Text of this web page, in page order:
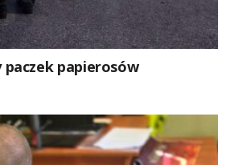
paczek papierosów